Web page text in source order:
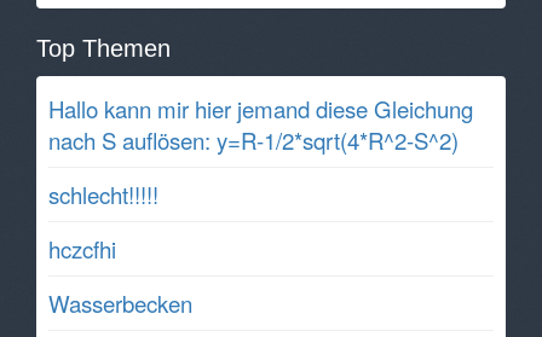
Top Themen
Hallo kann mir hier jemand diese Gleichung
nach S auflösen: y=R-1/2*sqrt(4*R^2-S^2)
schlecht!!!!!
hczcfhi
Wasserbecken